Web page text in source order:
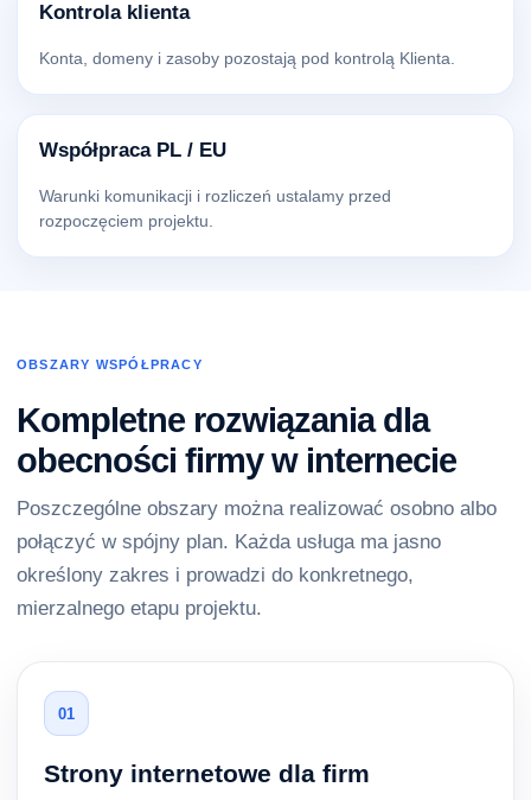
Kontrola klienta
Konta, domeny i zasoby pozostają pod kontrolą Klienta.
Współpraca PL / EU
Warunki komunikacji i rozliczeń ustalamy przed
rozpoczęciem projektu.
OBSZARY WSPÓŁPRACY
Kompletne rozwiązania dla
obecności firmy w internecie
Poszczególne obszary można realizować osobno albo
połączyć w spójny plan. Każda usługa ma jasno
określony zakres i prowadzi do konkretnego,
mierzalnego etapu projektu.
01
Strony internetowe dla firm